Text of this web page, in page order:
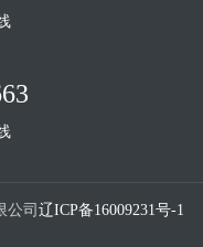
公司 辽ICP备16009231号-1